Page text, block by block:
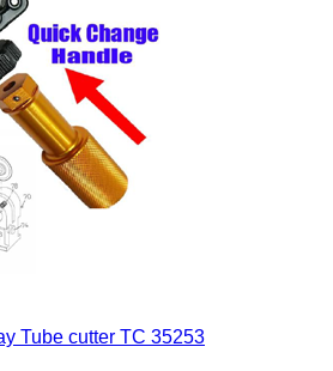
Tube cutter TC 35253